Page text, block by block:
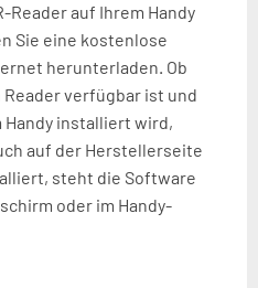
Reader auf Ihrem Handy
Sie eine kostenlose
herunterladen. Ob
verfügbar ist und
Handy installiert wird,
auf der Herstellerseite
steht die Software
oder im Handy-